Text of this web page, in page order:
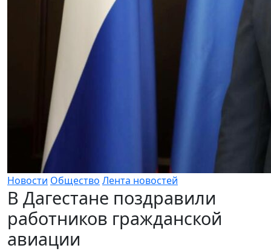
Новости Общество Лента новостей
В Дагестане поздравили
работников гражданской
авиации